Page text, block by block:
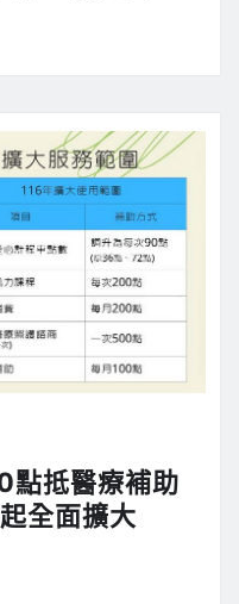
點抵醫療補助
全面擴大